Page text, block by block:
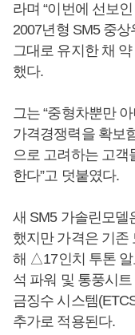
라며 “이번에 선보
2007년형 SM5 중
그대로 유지한 채
했다.
그는 “중형차뿐만
가격경쟁력을 확보
으로 고려하는 고객
한다”고 덧붙였다.
새 SM5 가솔린모델
했지만 가격은 기존
해 △17인치 투톤
석 파워 및 통풍시
금징수 시스템
추가로 적용된다.